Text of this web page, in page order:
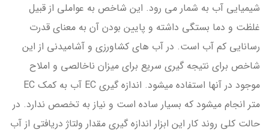
شیمیایی آب به شمار می رود. این شاخص به عواملی از قبیل
غلظت و دما بستگی داشته و پایین بودن آن به معنای قدرت
رسانایی کم آب است. در آب های کشاورزی و آشامیدنی از این
شاخص برای نتیجه گیری سریع برای میزان ناخالصی و املاح
موجود در آنها استفاده میشود. اندازه گیری EC آب به کمک EC
متر انجام میشود که بسیار ساده است و نیاز به تخصص ندارد. در
حالت کلی روند کار این ابزار اندازه گیری مقدار ولتاژ دریافتی از آب